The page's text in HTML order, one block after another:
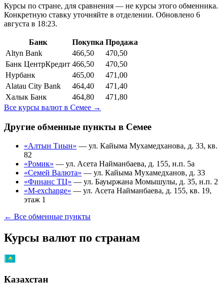
Курсы по стране, для сравнения — не курсы этого обменника.
Конкретную ставку уточняйте в отделении. Обновлено 6
августа в 18:23.
Банк Покупка Продажа
Altyn Bank
466,50
470,50
Банк ЦентрКредит 466,50
470,50
Нурбанк
465,00
471,00
Alatau City Bank
464,40
471,40
Халык Банк
464,80
471,80
Все курсы валют в Семее →
Другие обменные пункты в Семее
«Алтын Тиын» — ул. Кайыма Мухамедханова, д. 33, кв.
82
«Ромик» — ул. Асета Найманбаева, д. 155, н.п. 5а
«Семей Валюта» — ул. Кайыма Мухамедханов, д. 33
«Финанс ТЦ» — ул. Бауыржана Момышулы, д. 35, н.п. 2
«M-exchange» — ул. Асета Найманбаева, д. 155, кв. 19,
этаж 1
← Все обменные пункты
Курсы валют по странам
Казахстан